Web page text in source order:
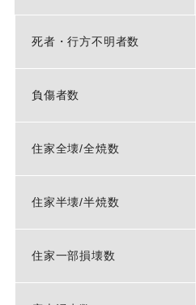
死者・行方不明者数
負傷者数
住家全壊/全焼数
住家半壊/半焼数
住家一部損壊数